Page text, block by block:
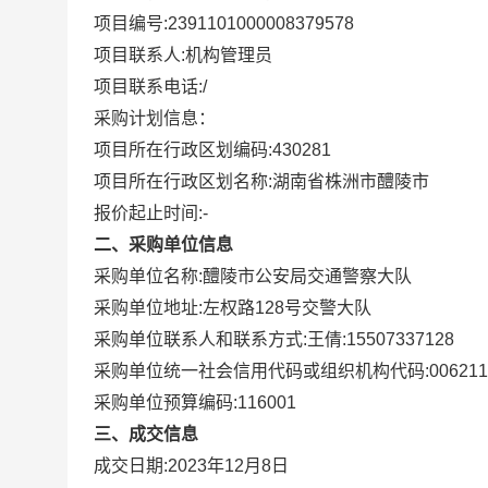
项目编号:2391101000008379578
项目联系人:机构管理员
项目联系电话:/
采购计划信息：
项目所在行政区划编码:430281
项目所在行政区划名称:湖南省株洲市醴陵市
报价起止时间:-
二、采购单位信息
采购单位名称:醴陵市公安局交通警察大队
采购单位地址:左权路128号交警大队
采购单位联系人和联系方式:王倩:15507337128
采购单位统一社会信用代码或组织机构代码:
采购单位预算编码:116001
三、成交信息
成交日期:2023年12月8日